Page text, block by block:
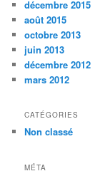
décembre 2015
août 2015
octobre 2013
juin 2013
décembre 2012
mars 2012
CATÉGORIES
Non classé
MÉTA